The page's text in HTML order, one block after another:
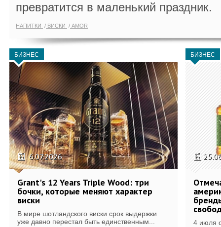
превратится в маленький праздник.
НАПИТКИ ВИСКИ AMOR
БИЗНЕС
6.07.2026
Grant's 12 Years Triple Wood: три
бочки, которые меняют характер
виски
В мире шотландского виски срок выдержки
уже давно перестал быть единственным...
БИЗНЕС
4 июля